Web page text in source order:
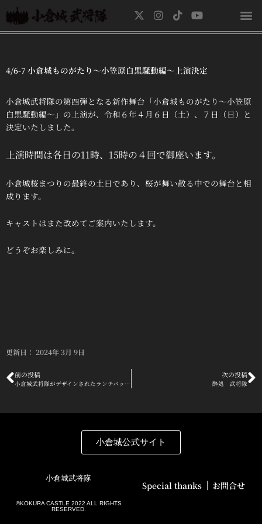
容
を
ッ
X
-
t
t
r
I
n
s
g
m
T
i
k
k
Y
o
u
b
4/6-7 小倉城ものがたり〜小笠原白黒騒動編〜上演決定
小倉城武将隊の第四弾となる新作舞台「小倉城ものがたり〜小笠原
白黒騒動編〜」の上演が、令和６年４月６日（土）、７日（日）と
決定いたしました。
上演時間は各日の11時、15時の４回で御座います。
小倉城桜まつりの最終の土日であり、桜が舞い散る中での舞台と相
成ります。
キャストはまた改めてご案内いたします。
どうぞお楽しみに。
更新日： 2024年 3月 9日
Prev
前の投稿
小倉城武将隊がデザインされたランチパック発売
次の投稿
酔処 武将隊
小倉城公式サイト
小倉城武将隊
©️KOKURA CASTLE 2022 ALL RIGHTS
RESERVED.
Special thanks お問合せ